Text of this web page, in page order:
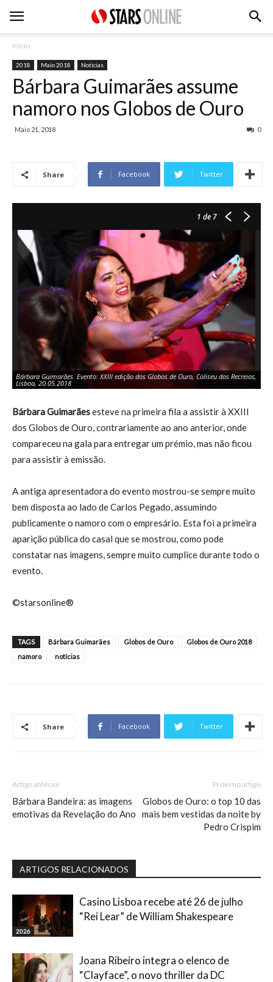
Inicio
2018 Maio 2018 Noticias
Bárbara Guimarães assume
namoro nos Globos de Ouro
Maio 21, 2018 0
Share Facebook Twitter
1 de 7
Bárbara Guimarães. Evento: XXIII edição dos Globos de Ouro, Coliseu dos Recreios,
Lisboa, 20.05.2018
Bárbara Guimarãesesteve na primeira fila a assistir à XXIII
dos Globos de Ouro, contrariamente ao ano anterior, onde
compareceu na gala para entregar um prémio, mas não ficou
para assistir à emissão.
A antiga apresentadora do evento mostrou-se sempre muito
bem disposta ao lado de Carlos Pegado, assumindo
publicamente o namoro com o empresário. Esta foi a primeira
aparição pública do casal que se mostrou, como pode
constatar nas imagens, sempre muito cumplice durante todo o
evento.
©starsonline®
TAGS Bárbara Guimarães Globos de Ouro
Globos de Ouro 2018
namoro
notícias
Share Facebook Twitter
Artigo anterior
Bárbara Bandeira: as imagens
emotivas da Revelação do Ano
Próximo artigo
Globos de Ouro: o top 10 das
mais bem vestidas da noite by
Pedro Crispim
ARTIGOS RELACIONADOS
2026
Casino Lisboa recebe até 26 de julho
“Rei Lear” de William Shakespeare
Joana Ribeiro integra o elenco de
“Clayface”, o novo thriller da DC